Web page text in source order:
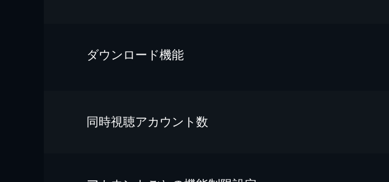
ダウンロード機能
同時視聴アカウント数